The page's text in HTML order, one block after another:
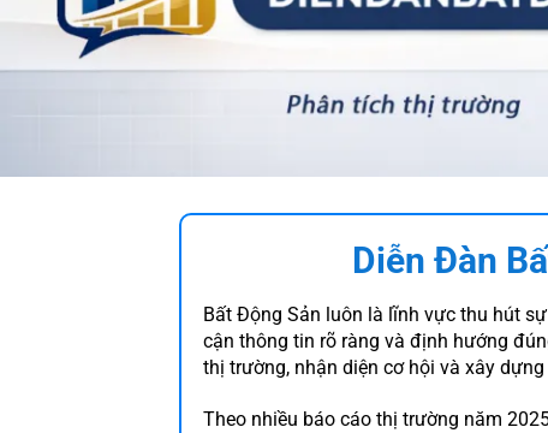
Diễn Đàn
Bất Động Sản luôn là lĩnh vực thu hút
cận thông tin rõ ràng và định hướng
thị trường, nhận diện cơ hội và xây
Theo nhiều báo cáo thị trường năm